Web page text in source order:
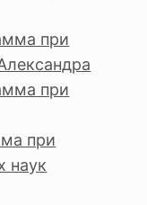
при
при
при
наук